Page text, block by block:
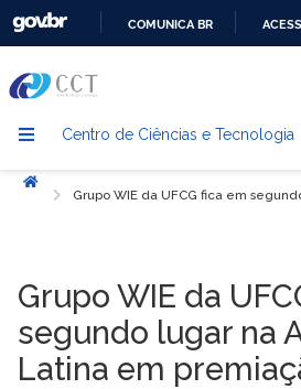
COMUNICA BR
Centro de Ciências e Tecnologia
Início
Grupo WIE da UFCG fica em
Grupo WIE da
segundo lugar na
Latina em